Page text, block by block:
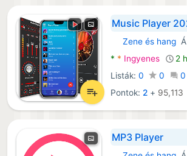
Music Player
Android
Zene és hang
* * Ingyenes
2
Listák:0 0
0
Pontok: 2 + 95,113
MP3 Player